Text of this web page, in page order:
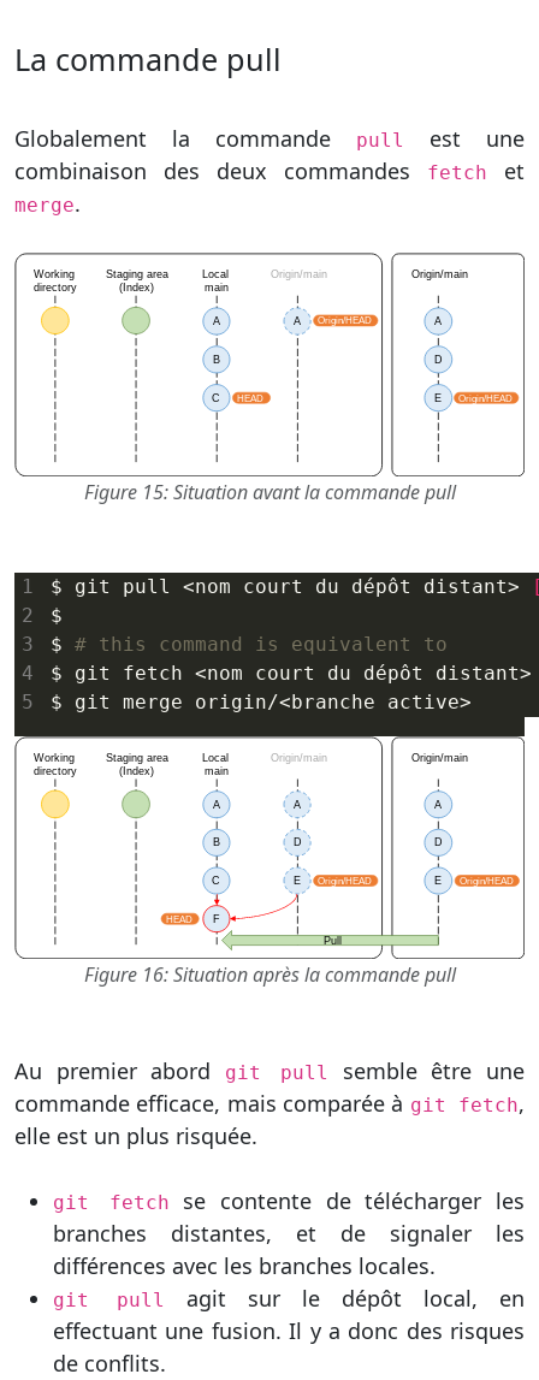
La commande pull
Globalement la commande pull
est une
combinaison des deux commandes
fetch et
merge.
Figure 15: Situation avant la commande pull
$ git pull <nom court du dépôt distant>
$ # this command is equivalent to
Figure 16: Situation après la commande pull
Au premier abord git pull
semble être une
commande efficace, mais comparée à git fetch,
elle est un plus risquée.
git fetch
se contente de télécharger les
branches distantes, et de signaler les
différences avec les branches locales.
git pull
agit sur le dépôt local, en
effectuant une fusion. Il y a donc des risques
de conflits.